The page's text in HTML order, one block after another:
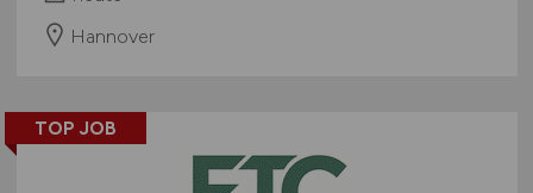
Hannover
TOP JOB